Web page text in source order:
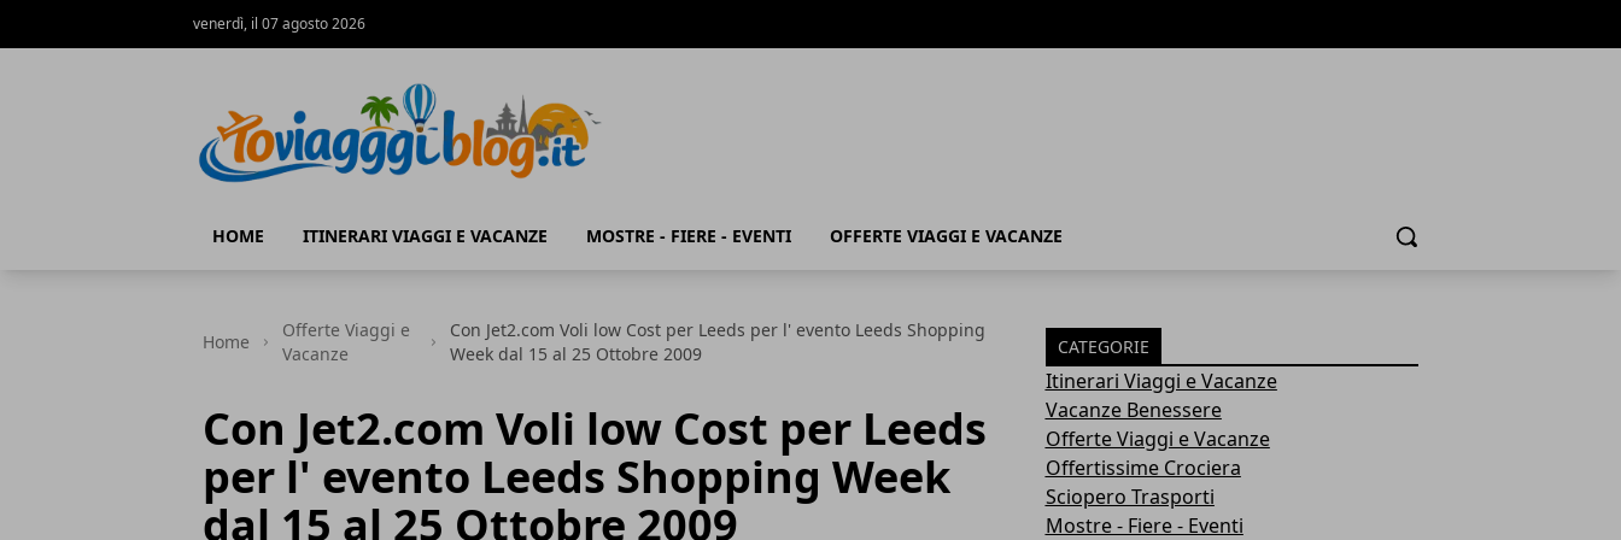
venerdì, il 07 agosto 2026
HOME ITINERARI VIAGGI E VACANZE MOSTRE - FIERE - EVENTI OFFERTE VIAGGI E VACANZE Cerca
Home
Offerte Viaggi e
Vacanze
Con Jet2.com Voli low Cost per Leeds per l' evento Leeds Shopping
Week dal 15 al 25 Ottobre 2009
Con Jet2.com Voli low Cost per Leeds
per l' evento Leeds Shopping Week
dal 15 al 25 Ottobre 2009
CATEGORIE
Itinerari Viaggi e Vacanze
Vacanze Benessere
Offerte Viaggi e Vacanze
Offertissime Crociera
Sciopero Trasporti
Mostre - Fiere - Eventi